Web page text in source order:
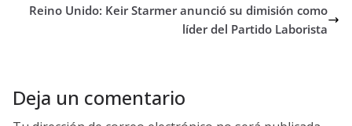
Reino Unido: Keir Starmer anunció su dimisión como
líder del Partido Laborista
Deja un comentario